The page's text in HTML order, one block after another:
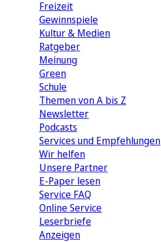
Freizeit
Gewinnspiele
Kultur & Medien
Ratgeber
Meinung
Green
Schule
Themen von A bis Z
Newsletter
Podcasts
Services und Empfehlungen
Wir helfen
Unsere Partner
E-Paper lesen
Service FAQ
Online Service
Leserbriefe
Anzeigen